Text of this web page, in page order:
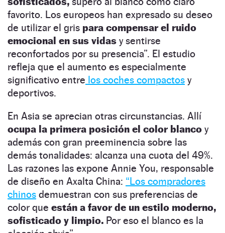
favorito. Los europeos han expresado su deseo
de utilizar el gris para compensar el ruido
emocional en sus vidas y sentirse
reconfortados por su presencia”. El estudio
refleja que el aumento es especialmente
significativo entre los coches compactos y
deportivos.
En Asia se aprecian otras circunstancias. Allí
ocupa la primera posición el color blanco y
además con gran preeminencia sobre las
demás tonalidades: alcanza una cuota del 49%.
Las razones las expone Annie You, responsable
de diseño en Axalta China: “Los compradores
chinos demuestran con sus preferencias de
color que están a favor de un estilo moderno,
sofisticado y limpio. Por eso el blanco es la